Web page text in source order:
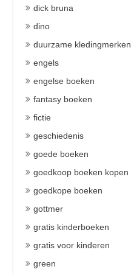
dick bruna
dino
duurzame kledingmerken
engels
engelse boeken
fantasy boeken
fictie
geschiedenis
goede boeken
goedkoop boeken kopen
goedkope boeken
gottmer
gratis kinderboeken
gratis voor kinderen
green